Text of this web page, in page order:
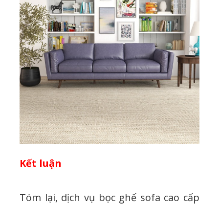
Kết luận
Tóm lại, dịch vụ bọc ghế sofa cao cấp